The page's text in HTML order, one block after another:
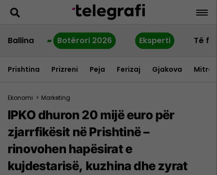
Ballina Botërori 2026 Eksperti Të
Prishtina Prizreni Peja Ferizaj Gjakova
Ekonomi > Marketing
IPKO dhuron 20 mijë euro për
zjarrfikësit në Prishtinë –
rinovohen hapësirat e
kujdestarisë, kuzhina dhe zyrat